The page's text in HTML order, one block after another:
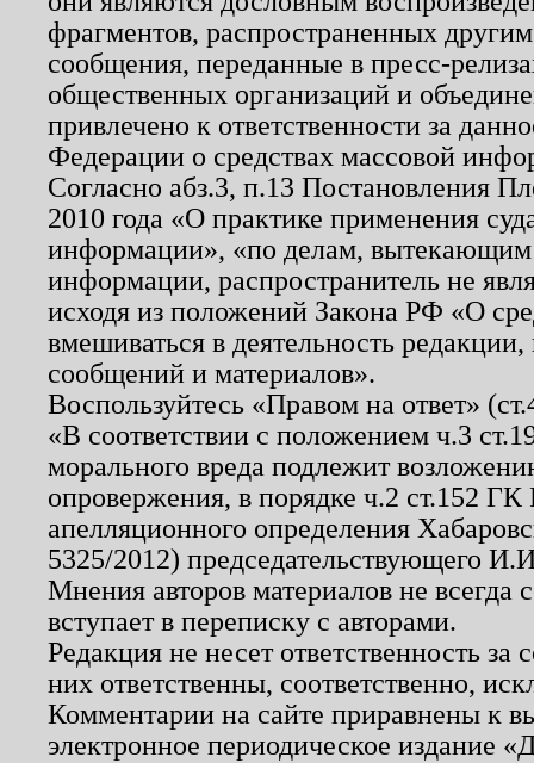
фрагментов, распространенных
сообщения, переданные в пресс-
общественных организаций и
привлечено к ответственности за
Федерации о средствах массовой
Согласно абз.3, п.13 Постановления
2010 года «О практике применения
информации», «по делам, вытекающим
информации, распространитель не
исходя из положений Закона РФ «О
вмешиваться в деятельность
сообщений и материалов».
Воспользуйтесь «Правом на ответ»
«В соответствии с положением ч.3
морального вреда подлежит
опровержения, в порядке ч.2 ст.152
апелляционного определения
5325/2012) председательствующего
Мнения авторов материалов не
вступает в переписку с авторами.
Редакция не несет ответственность
них ответственны, соответственно,
Комментарии на сайте приравнены к
электронное периодическое издание